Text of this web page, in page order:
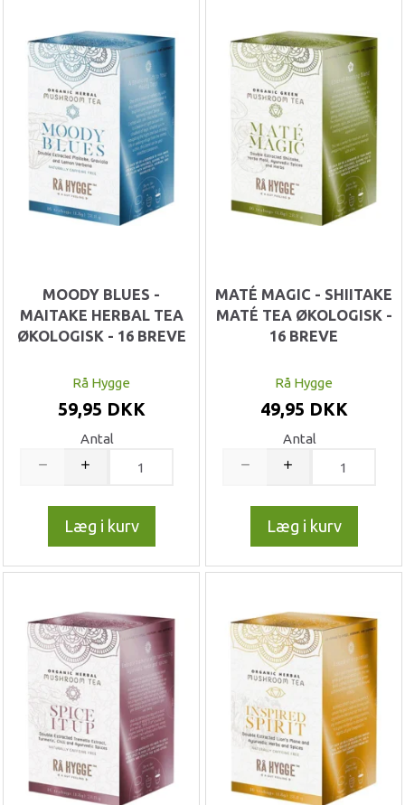
MOODY BLUES -
MAITAKE HERBAL TEA
ØKOLOGISK - 16 BREVE
Rå Hygge
59,95 DKK
Antal
Læg i kurv
MATÉ MAGIC - SHIITAKE
MATÉ TEA ØKOLOGISK -
16 BREVE
Rå Hygge
49,95 DKK
Antal
Læg i kurv